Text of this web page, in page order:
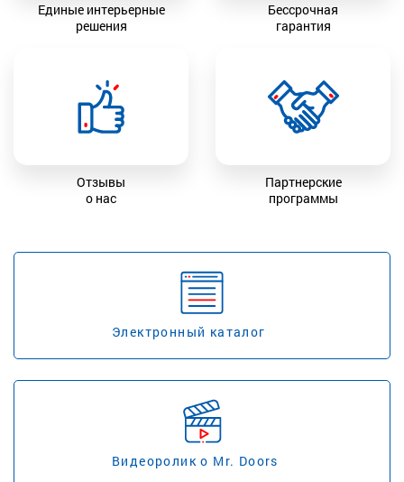
Единые интерьерные
решения
Бессрочная
гарантия
Отзывы
о нас
Партнерские
программы
Электронный каталог
Видеоролик о Mr. Doors